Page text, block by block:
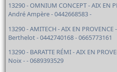
13290 - OMNIUM CONCEPT - AIX EN
André Ampère - 0442668583 -
13290 - AMITECH - AIX EN
Berthelot - 0442740168 - 0665773161
13290 - BARATTE RÉMI - AIX EN
Noix - - 0689393529